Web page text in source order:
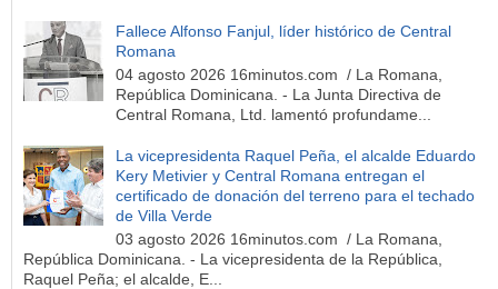
Fallece Alfonso Fanjul, líder histórico de Central
Romana
04 agosto 2026 16minutos.com / La Romana,
República Dominicana. - La Junta Directiva de
Central Romana, Ltd. lamentó profundame...
La vicepresidenta Raquel Peña, el alcalde Eduardo
Kery Metivier y Central Romana entregan el
certificado de donación del terreno para el techado
de Villa Verde
03 agosto 2026 16minutos.com / La Romana,
República Dominicana. - La vicepresidenta de la República,
Raquel Peña; el alcalde, E...